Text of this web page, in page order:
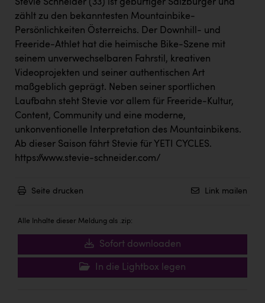
kunden basics
kontakt
Stevie Schneider (33) ist gebürtiger Salzburger und
zählt zu den bekanntesten Mountainbike-
Persönlichkeiten Österreichs. Der Downhill- und
Freeride-Athlet hat die heimische Bike-Szene mit
seinem unverwechselbaren Fahrstil, kreativen
Videoprojekten und seiner authentischen Art
maßgeblich geprägt. Neben seiner sportlichen
Laufbahn steht Stevie vor allem für Freeride-Kultur,
Content, Community und eine moderne,
unkonventionelle Interpretation des Mountainbikens.
Ab dieser Saison fährt Stevie für YETI CYCLES.
https://www.stevie-schneider.com/
Seite drucken Link mailen
Alle Inhalte dieser Meldung als .zip:
Sofort downloaden
In die Lightbox legen